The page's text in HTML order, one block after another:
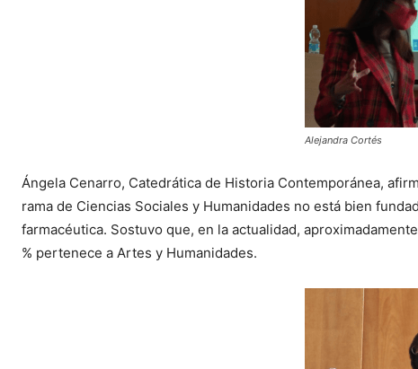
Alejandra Cortés
Ángela Cenarro, Catedrática de Historia Contemporánea,
rama de Ciencias Sociales y Humanidades no está bien
farmacéutica. Sostuvo que, en la actualidad,
% pertenece a Artes y Humanidades.